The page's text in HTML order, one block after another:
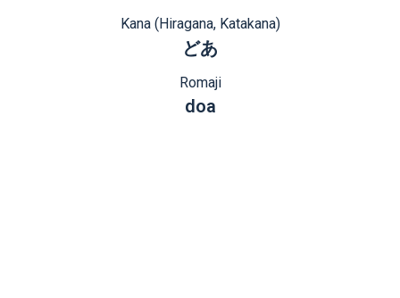
Kana (Hiragana, Katakana)
どあ
Romaji
doa